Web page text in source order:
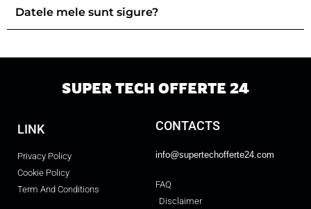
Datele mele sunt sigure?
SUPER TECH OFFERTE 24
LINK
Privacy Policy
Cookie Policy
Term And Conditions
CONTACTS
info@supertechofferte24.com
FAQ
Disclaimer